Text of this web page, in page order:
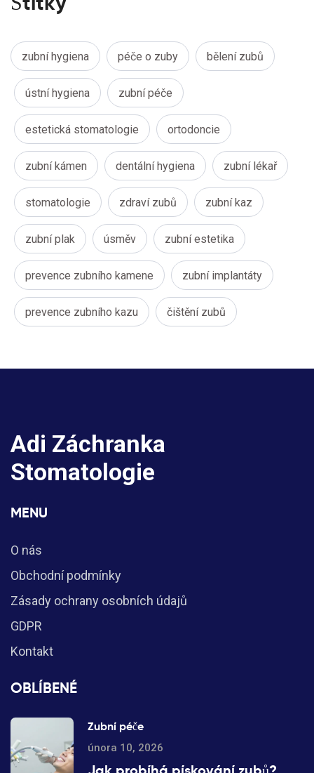
zubní hygiena péče o zuby bělení zubů
ústní hygiena zubní péče
estetická stomatologie ortodoncie
zubní kámen dentální hygiena zubní lékař
stomatologie zdraví zubů zubní kaz
zubní plak úsměv zubní estetika
prevence zubního kamene zubní implantáty
prevence zubního kazu čištění zubů
Adi Záchranka
Stomatologie
MENU
O nás
Obchodní podmínky
Zásady ochrany osobních údajů
GDPR
Kontakt
OBLÍBENÉ
Zubní péče
února 10, 2026